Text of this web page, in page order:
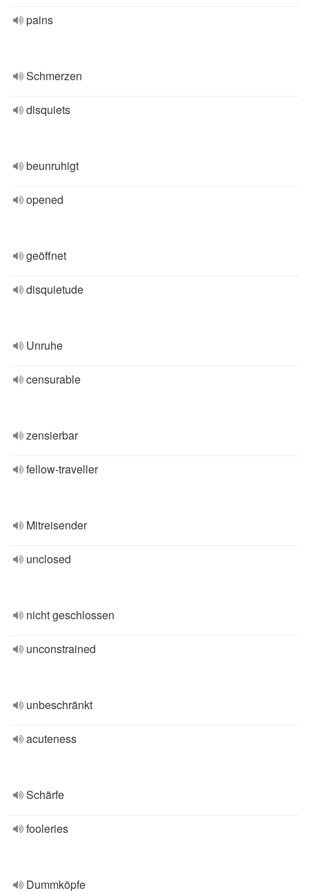
pains
Schmerzen
disquiets
beunruhigt
opened
geöffnet
disquietude
Unruhe
censurable
zensierbar
fellow-traveller
Mitreisender
unclosed
nicht geschlossen
unconstrained
unbeschränkt
acuteness
Schärfe
fooleries
Dummköpfe